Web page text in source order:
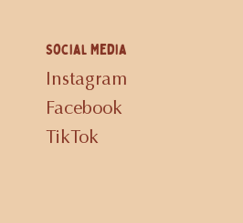
Social Media
Instagram
Facebook
TikTok